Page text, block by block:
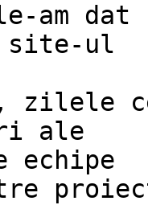
am
site-ul
ce
ale
echipe